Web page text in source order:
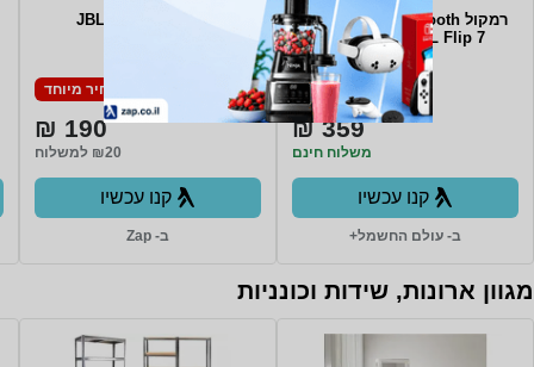
רמקול Bluetooth אלחוטי נייד
JBL Flip 7 - צבע אדום
מחיר מיוחד
359 ₪
משלוח חינם
קנו עכשיו
ב- עולם החשמל+
מחיר מיוחד
190 ₪
₪20 למשלוח
קנו עכשיו
ב- Zap
מגוון ארונות, שידות וכונניות